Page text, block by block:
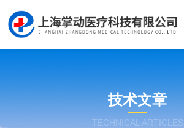
技术文章
TECHNICAL ARTICLES